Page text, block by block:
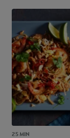
25 MIN